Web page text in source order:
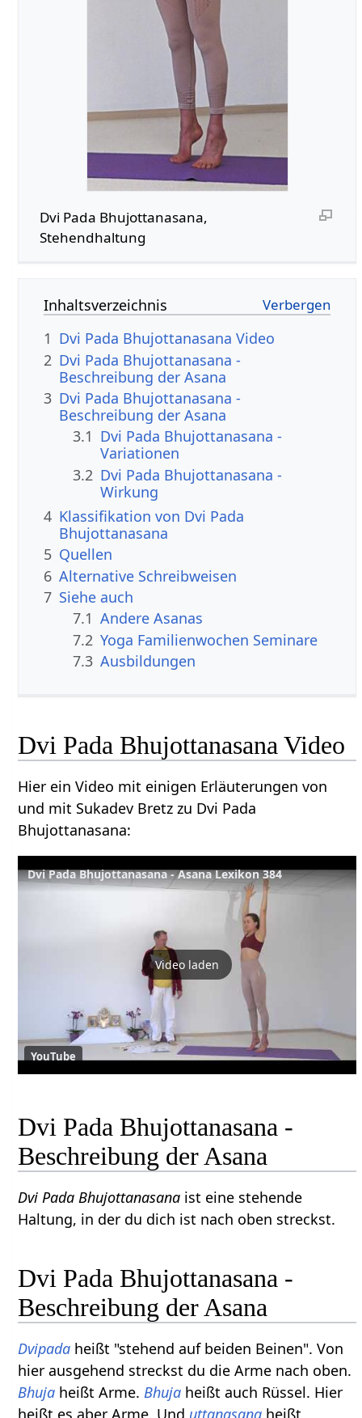
Dvi Pada Bhujottanasana,
Stehendhaltung
Inhaltsverzeichnis
1 Dvi Pada Bhujottanasana Video
2 Dvi Pada Bhujottanasana -
Beschreibung der Asana
3 Dvi Pada Bhujottanasana -
Beschreibung der Asana
3.1 Dvi Pada Bhujottanasana -
Variationen
3.2 Dvi Pada Bhujottanasana -
Wirkung
4 Klassifikation von Dvi Pada
Bhujottanasana
5 Quellen
6 Alternative Schreibweisen
7 Siehe auch
7.1 Andere Asanas
7.2 Yoga Familienwochen Seminare
7.3 Ausbildungen
Dvi Pada Bhujottanasana Video
Hier ein Video mit einigen Erläuterungen von
und mit Sukadev Bretz zu Dvi Pada
Bhujottanasana:
Dvi Pada Bhujottanasana - Asana Lexikon 384
Video laden
YouTube
Dvi Pada Bhujottanasana -
Beschreibung der Asana
Dvi Pada Bhujottanasana ist eine stehende
Haltung, in der du dich ist nach oben streckst.
Dvi Pada Bhujottanasana -
Beschreibung der Asana
Dvipada heißt "stehend auf beiden Beinen". Von
hier ausgehend streckst du die Arme nach oben.
Bhuja heißt Arme.Bhuja heißt auch Rüssel. Hier
heißt es aber Arme. Und uttanasana heißt